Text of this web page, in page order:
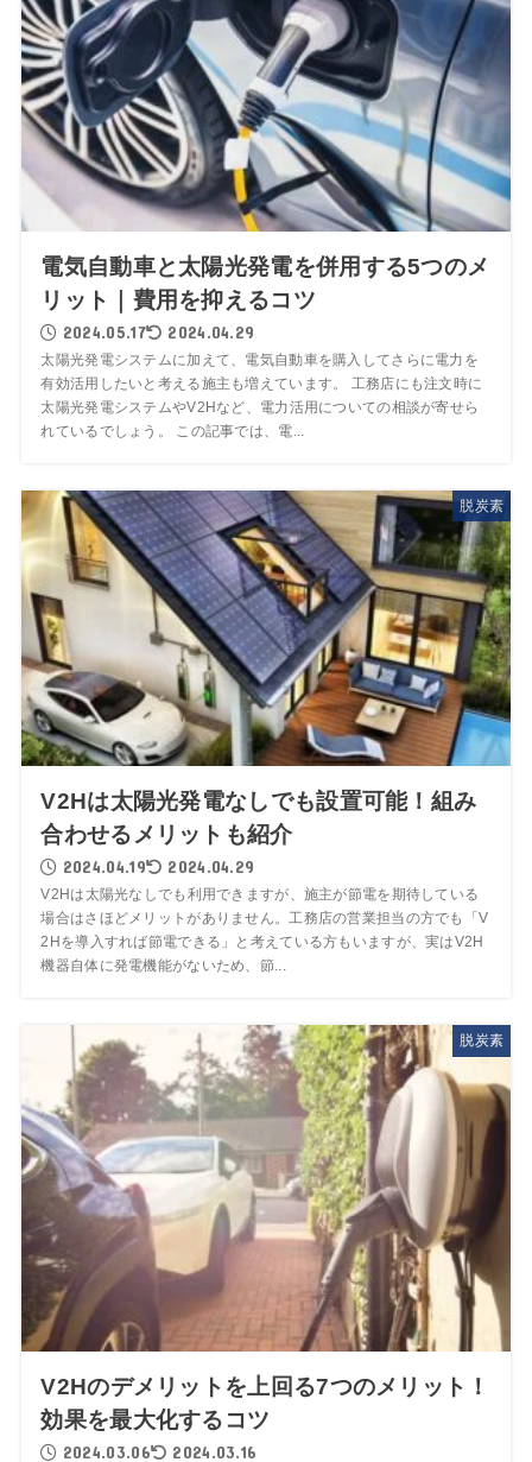
電気自動車と太陽光発電を併用する5つのメ
リット｜費用を抑えるコツ
2024.05.17 2024.04.29
太陽光発電システムに加えて、電気自動車を購入してさらに電力を
有効活用したいと考える施主も増えています。 工務店にも注文時に
太陽光発電システムやV2Hなど、電力活用についての相談が寄せら
れているでしょう。 この記事では、電...
脱炭素
V2Hは太陽光発電なしでも設置可能！組み
合わせるメリットも紹介
2024.04.19 2024.04.29
V2Hは太陽光なしでも利用できますが、施主が節電を期待している
場合はさほどメリットがありません。工務店の営業担当の方でも「V
2Hを導入すれば節電できる」と考えている方もいますが、実はV2H
機器自体に発電機能がないため、節...
脱炭素
V2Hのデメリットを上回る7つのメリット！
効果を最大化するコツ
2024.03.06 2024.03.16